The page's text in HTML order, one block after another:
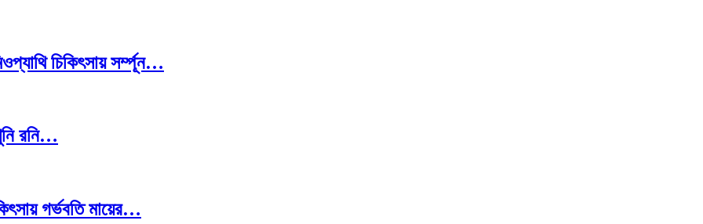
চিকিৎসায় সর্ম্পূন…
রনি…
গর্ভবতি মায়ের…